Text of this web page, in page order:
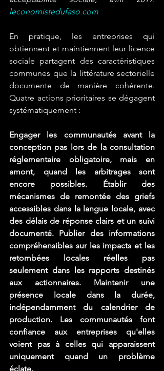
leconomistedufaso.com
En pratique, les entreprises qui
obtiennent et maintiennent leur licence
sociale partagent des caractéristiques
communes que la littérature sectorielle
documente de manière cohérente.
Quatre actions prioritaires se dégagent
systématiquement :
Engager les communautés avant la
conception pas lors de la consultation
réglementaire obligatoire, mais en
amont, quand les arbitrages sont
encore possibles. Établir des
mécanismes de remontée des griefs
accessibles dans la langue locale, avec
des délais de réponse clairs et un suivi
documenté. Publier des informations
compréhensibles sur les impacts et les
retombées locales réelles pas
seulement dans les rapports destinés
aux actionnaires. Maintenir une
présence locale dans la durée,
indépendamment du calendrier de
production. Les communautés font
confiance aux entreprises qu'elles
voient pas à celles qui apparaissent
uniquement quand un problème
éclate.